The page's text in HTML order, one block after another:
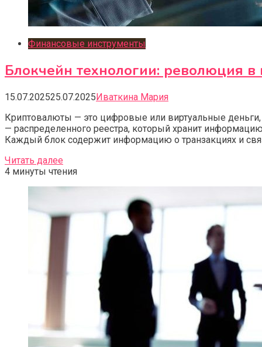
Финансовые инструменты
Блокчейн технологии: революция
15.07.202525.07.2025Иваткина Мария
Криптовалюты — это цифровые или виртуальные
— распределенного реестра, который хранит
Каждый блок содержит информацию о транзакциях и
Читать далее
4 минуты чтения